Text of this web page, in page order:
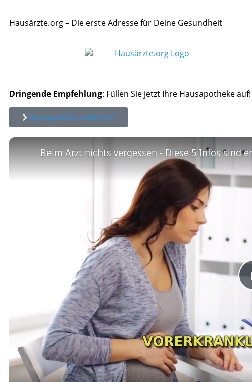
Hausärzte.org – Die erste Adresse für Deine Gesundheit
Dringende Empfehlung: Füllen Sie jetzt Ihre Hausapotheke auf!
Hausapotheke auffüllen*
Beim Arzt nichts vergessen - Diese 5 Infos sind